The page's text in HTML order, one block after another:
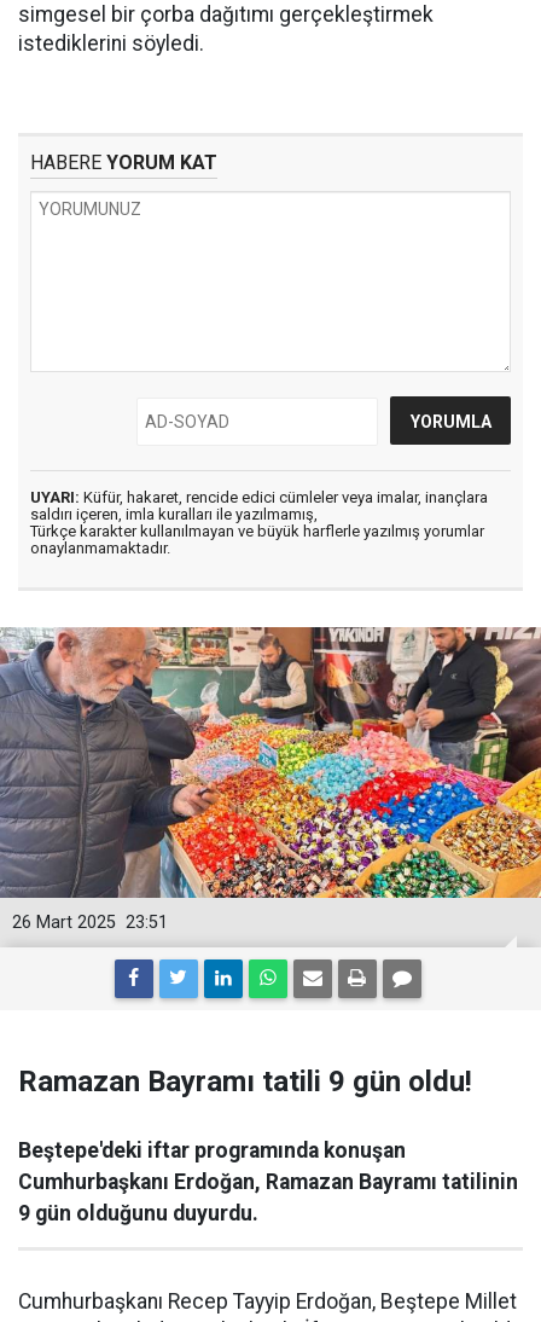
simgesel bir çorba dağıtımı gerçekleştirmek
istediklerini söyledi.
HABERE YORUM KAT
UYARI: Küfür, hakaret, rencide edici cümleler veya imalar, inançlara
saldırı içeren, imla kuralları ile yazılmamış,
Türkçe karakter kullanılmayan ve büyük harflerle yazılmış yorumlar
onaylanmamaktadır.
23:51
26 Mart 2025
Ramazan Bayramı tatili 9 gün oldu!
Beştepe'deki iftar programında konuşan
Cumhurbaşkanı Erdoğan, Ramazan Bayramı tatilinin
9 gün olduğunu duyurdu.
Cumhurbaşkanı Recep Tayyip Erdoğan, Beştepe Millet